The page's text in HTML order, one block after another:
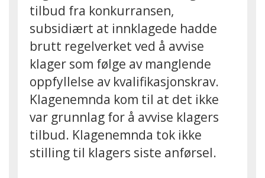
tilbud fra konkurransen,
subsidiært at innklagede hadde
brutt regelverket ved å avvise
klager som følge av manglende
oppfyllelse av kvalifikasjonskrav.
Klagenemnda kom til at det ikke
var grunnlag for å avvise klagers
tilbud. Klagenemnda tok ikke
stilling til klagers siste anførsel.